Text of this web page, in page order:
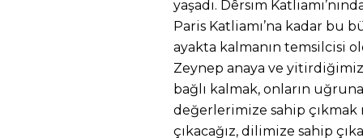
yaşadı. Dêrsim
Paris Katliamı’na kadar bu
ayakta kalmanın temsilcisi
Zeynep anaya ve yitirdiğimiz
bağlı kalmak, onların
değerlerimize sahip çıkmak
çıkacağız, dilimize sahip